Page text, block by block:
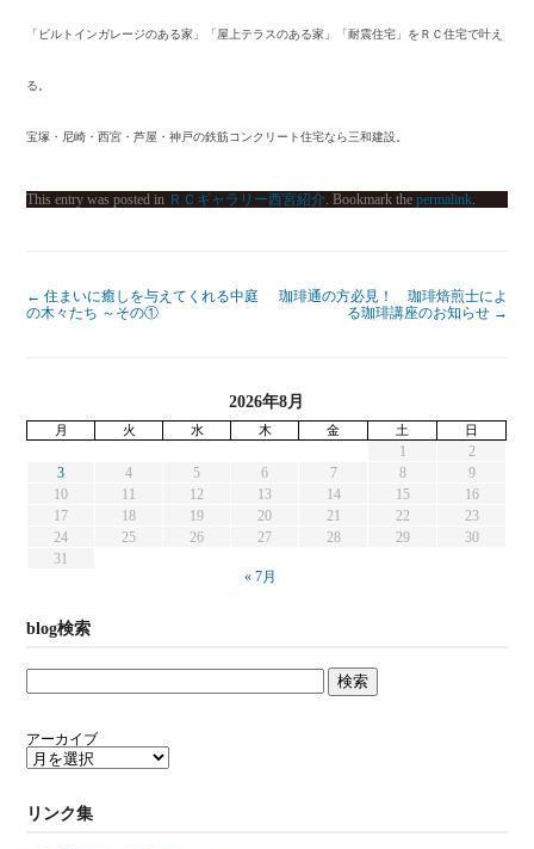
「ビルトインガレージのある家」「屋上テラスのある家」「耐震住宅」をＲＣ住宅で叶え
る。
宝塚・尼崎・西宮・芦屋・神戸の鉄筋コンクリート住宅なら三和建設。
This entry was posted in ＲＣギャラリー西宮紹介 . Bookmark thepermalink
← 住まいに癒しを与えてくれる中庭
の木々たち ～その①
珈琲通の方必見！ 珈琲焙煎士によ
る珈琲講座のお知らせ →
2026年8月
月 火 水 木 金 土 日
1
2
3
4 5 6 7 8
9
10
11 12 13 14 15
16
17
18 19 20 21 22
23
24
25 26 27 28 29
30
31
« 7月
blog検索
アーカイブ
リンク集